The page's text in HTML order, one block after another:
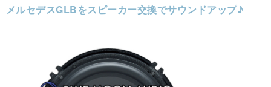
メルセデスGLBをスピーカー交換でサウンドアップ♪